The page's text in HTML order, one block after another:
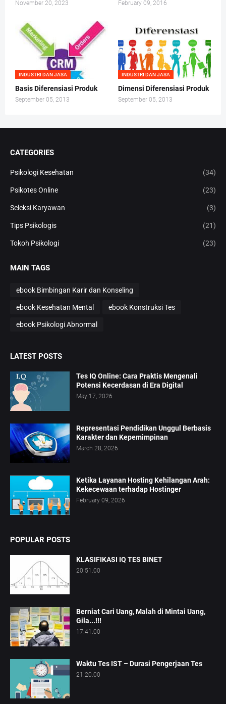
November 20, 2023 February 09, 2016
INDUSTRI DAN JASA
Basis Diferensiasi Produk
September 05, 2013
INDUSTRI DAN JASA
Dimensi Diferensiasi Produk
September 05, 2013
CATEGORIES
Psikologi Kesehatan (34)
Psikotes Online (23)
Seleksi Karyawan (3)
Tips Psikologis (21)
Tokoh Psikologi (23)
MAIN TAGS
ebook Bimbingan Karir dan Konseling
ebook Kesehatan Mental ebook Konstruksi Tes
ebook Psikologi Abnormal
LATEST POSTS
Tes IQ Online: Cara Praktis Mengenali
Potensi Kecerdasan di Era Digital
May 17, 2026
Representasi Pendidikan Unggul Berbasis
Karakter dan Kepemimpinan
March 28, 2026
Ketika Layanan Hosting Kehilangan Arah:
Kekecewaan terhadap Hostinger
February 09, 2026
POPULAR POSTS
KLASIFIKASI IQ TES BINET
20.51.00
Berniat Cari Uang, Malah di Mintai Uang,
Gila...!!!
17.41.00
Waktu Tes IST – Durasi Pengerjaan Tes
21.20.00